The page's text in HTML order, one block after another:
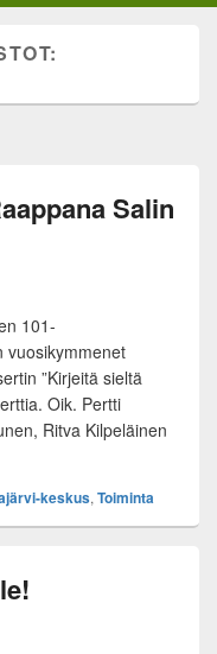
Salin
101-
vuosikymmenet
”Kirjeitä sieltä
Oik. Pertti
Ritva Kilpeläinen
Raappana Salin
keskus, Toiminta